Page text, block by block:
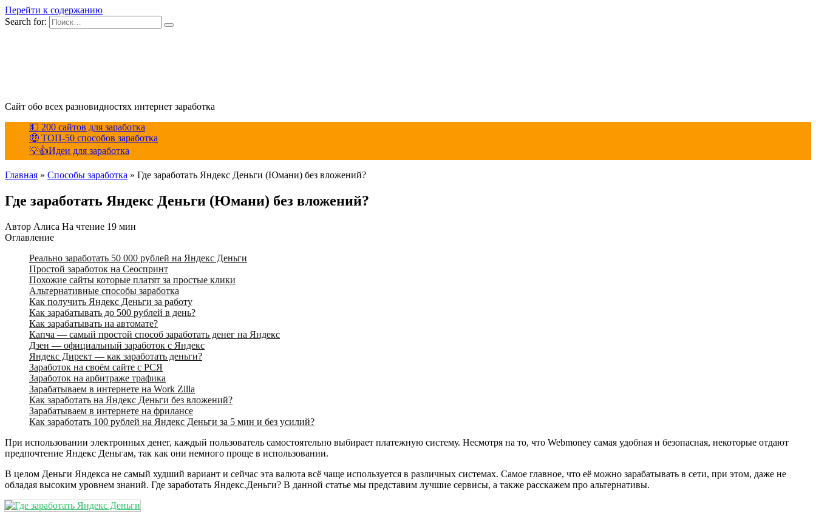
Перейти к содержанию
Search for:
Сайт обо всех разновидностях интернет заработка
💵 200 сайтов для заработка
🤑 ТОП-50 способов заработка
💡👍Идеи для заработка
Главная » Способы заработка » Где заработать Яндекс Деньги (Юмани) без вложений?
Где заработать Яндекс Деньги (Юмани) без вложений?
Автор Алиса На чтение 19 мин
Оглавление
Реально заработать 50 000 рублей на Яндекс Деньги
Простой заработок на Сеоспринт
Похожие сайты которые платят за простые клики
Альтернативные способы заработка
Как получить Яндекс Деньги за работу
Как зарабатывать до 500 рублей в день?
Как зарабатывать на автомате?
Капча — самый простой способ заработать денег на Яндекс
Дзен — официальный заработок с Яндекс
Яндекс Директ — как заработать деньги?
Заработок на своём сайте с РСЯ
Заработок на арбитраже трафика
Зарабатываем в интернете на Work Zilla
Как заработать на Яндекс Деньги без вложений?
Зарабатываем в интернете на фрилансе
Как заработать 100 рублей на Яндекс Деньги за 5 мин и без усилий?
При использовании электронных денег, каждый пользователь самостоятельно выбирает платежную систему. Несмотря на то, что Webmoney самая удобная и безопасная, некоторые отдают
предпочтение Яндекс Деньгам, так как они немного проще в использовании.
В целом Деньги Яндекса не самый худший вариант и сейчас эта валюта всё чаще используется в различных системах. Самое главное, что её можно зарабатывать в сети, при этом, даже не
обладая высоким уровнем знаний. Где заработать Яндекс.Деньги? В данной статье мы представим лучшие сервисы, а также расскажем про альтернативы.